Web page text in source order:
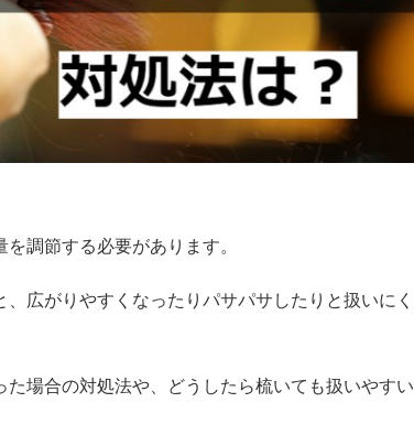
調節する必要があります。
広がりやすくなったりパサパサしたりと扱いにく
場合の対処法や、どうしたら梳いても扱いやすい